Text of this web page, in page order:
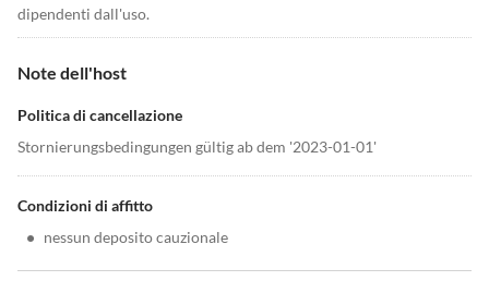
dipendenti dall'uso.
Note dell'host
Politica di cancellazione
Stornierungsbedingungen gültig ab dem '2023-01-01'
Condizioni di affitto
• nessun deposito cauzionale